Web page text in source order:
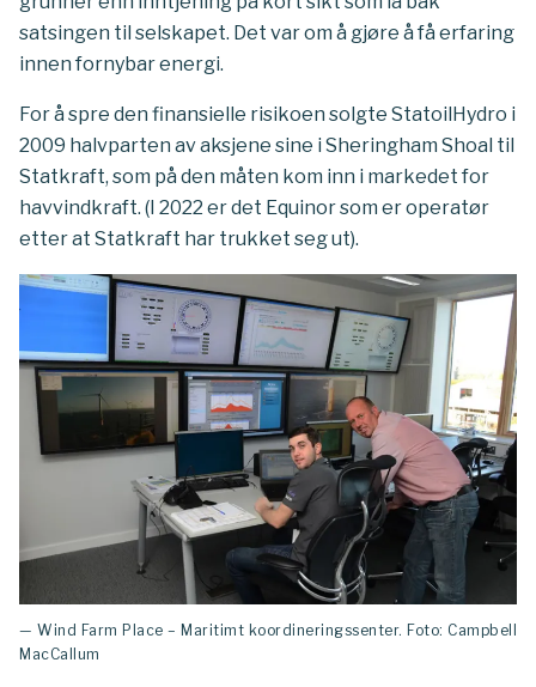
satsingen til selskapet. Det var om å gjøre å få erfaring
innen fornybar energi.
For å spre den finansielle risikoen solgte StatoilHydro i
2009 halvparten av aksjene sine i Sheringham Shoal til
Statkraft, som på den måten kom inn i markedet for
havvindkraft. (I 2022 er det Equinor som er operatør
etter at Statkraft har trukket seg ut).
— Wind Farm Place – Maritimt koordineringssenter. Foto: Campbell
MacCallum